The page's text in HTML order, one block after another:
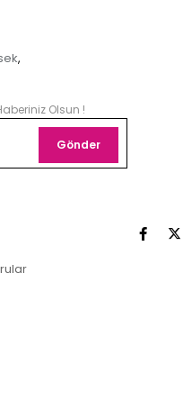
,
Olsun !
Gönder